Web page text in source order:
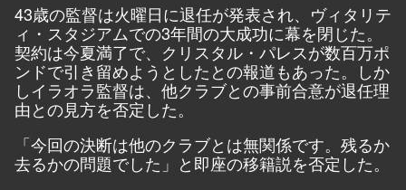
43歳の監督は火曜日に退任が発表され、ヴィタリテ
ィ・スタジアムでの3年間の大成功に幕を閉じた。
契約は今夏満了で、クリスタル・パレスが数百万ポ
ンドで引き留めようとしたとの報道もあった。しか
しイラオラ監督は、他クラブとの事前合意が退任理
由との見方を否定した。
「今回の決断は他のクラブとは無関係です。残るか
去るかの問題でした」と即座の移籍説を否定した。